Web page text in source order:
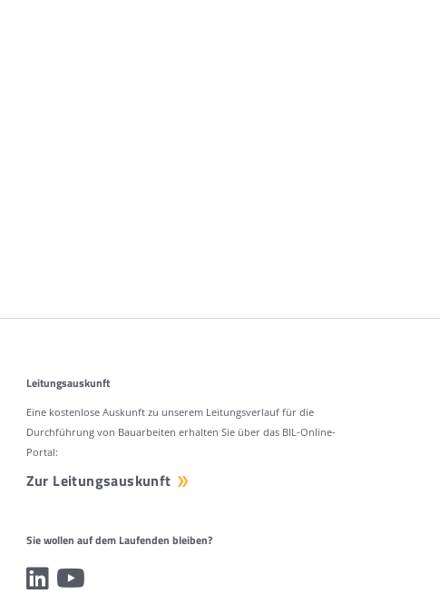
Leitungsauskunft
Eine kostenlose Auskunft zu unserem Leitungsverlauf für die
Durchführung von Bauarbeiten erhalten Sie über das BIL-Online-
Portal:
Zur Leitungsauskunft
Sie wollen auf dem Laufenden bleiben?